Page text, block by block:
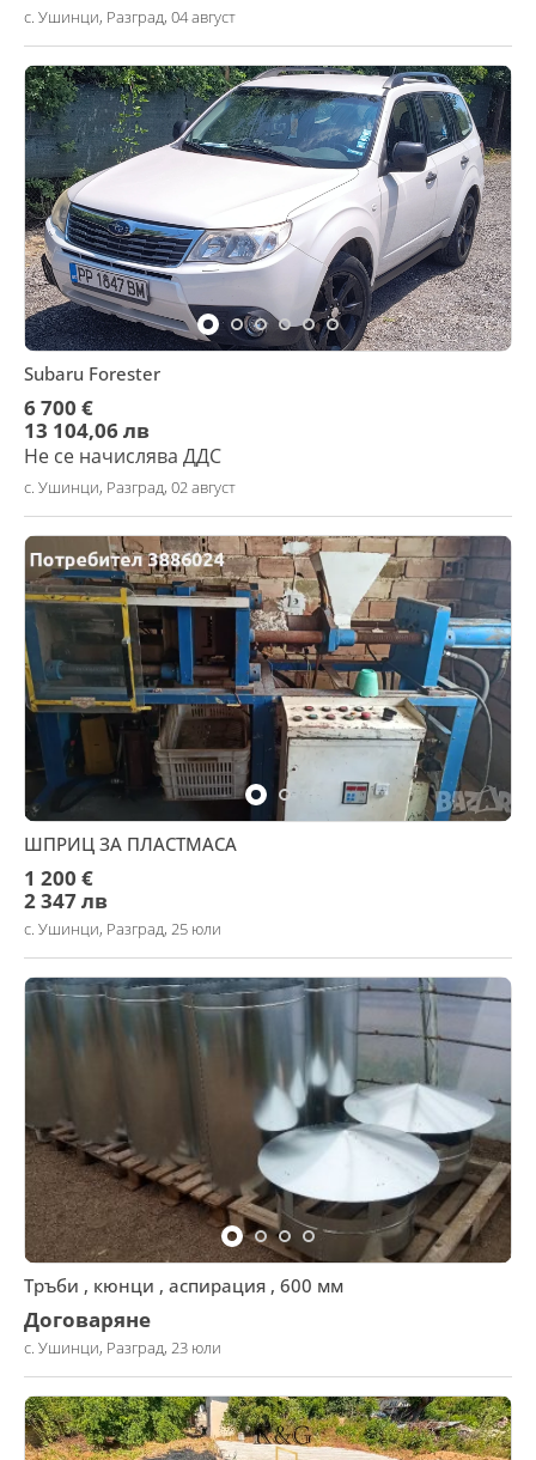
с. Ушинци, Разград, 04 август
Subaru Forester
6 700 €
13 104,06 лв
Не се начислява ДДС
с. Ушинци, Разград, 02 август
ШПРИЦ ЗА ПЛАСТМАСА
1 200 €
2 347 лв
с. Ушинци, Разград, 25 юли
Тръби , кюнци , аспирация , 600 мм
Договаряне
с. Ушинци, Разград, 23 юли